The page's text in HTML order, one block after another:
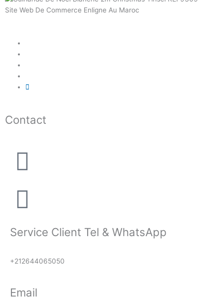
Site Web De Commerce Enligne Au Maroc
Contact
Service Client Tel & WhatsApp
+212644065050
Email